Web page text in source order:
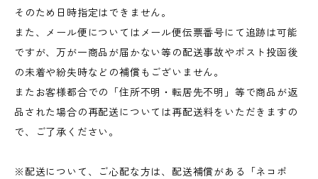
そのため日時指定はできません。
また、メール便についてはメール便伝票番号にて追跡は可能
ですが、万が一商品が届かない等の配送事故やポスト投函後
の未着や紛失時などの補償もございません。
またお客様都合での「住所不明・転居先不明」等で商品が返
品された場合の再配送については再配送料をいただきますの
で、ご了承ください。
※配送について、ご心配な方は、配送補償がある「ネコポ